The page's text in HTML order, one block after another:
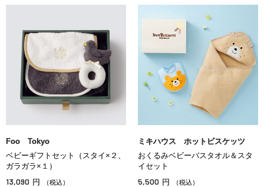
Foo Tokyo
ベビーギフトセット（スタイ×２、
ガラガラ×１）
13,090 円 （税込）
ミキハウス ホットビスケッツ
おくるみベビーバスタオル＆スタ
イセット
5,500 円 （税込）